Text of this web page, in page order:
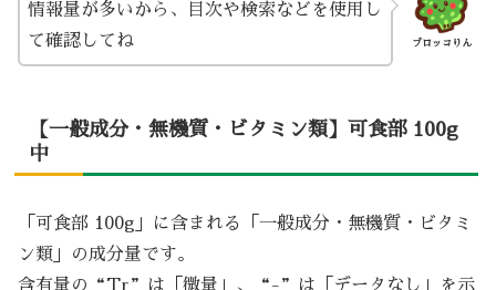
ブロッコりん
情報量が多いから、目次や検索などを使用し
て確認してね
【一般成分・無機質・ビタミン類】可食部 100g
中
「可食部 100g」に含まれる「一般成分・無機質・ビタミ
ン類」の成分量です。
含有量の“Tr”は「微量」、“-”は「データなし」を示